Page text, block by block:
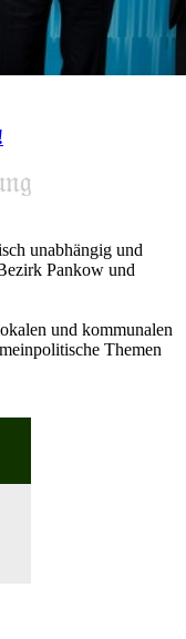
unabhängig und
Pankow und
und kommunalen
Themen